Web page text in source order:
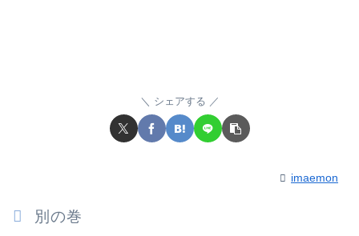
シェアする
imaemon
別の巻